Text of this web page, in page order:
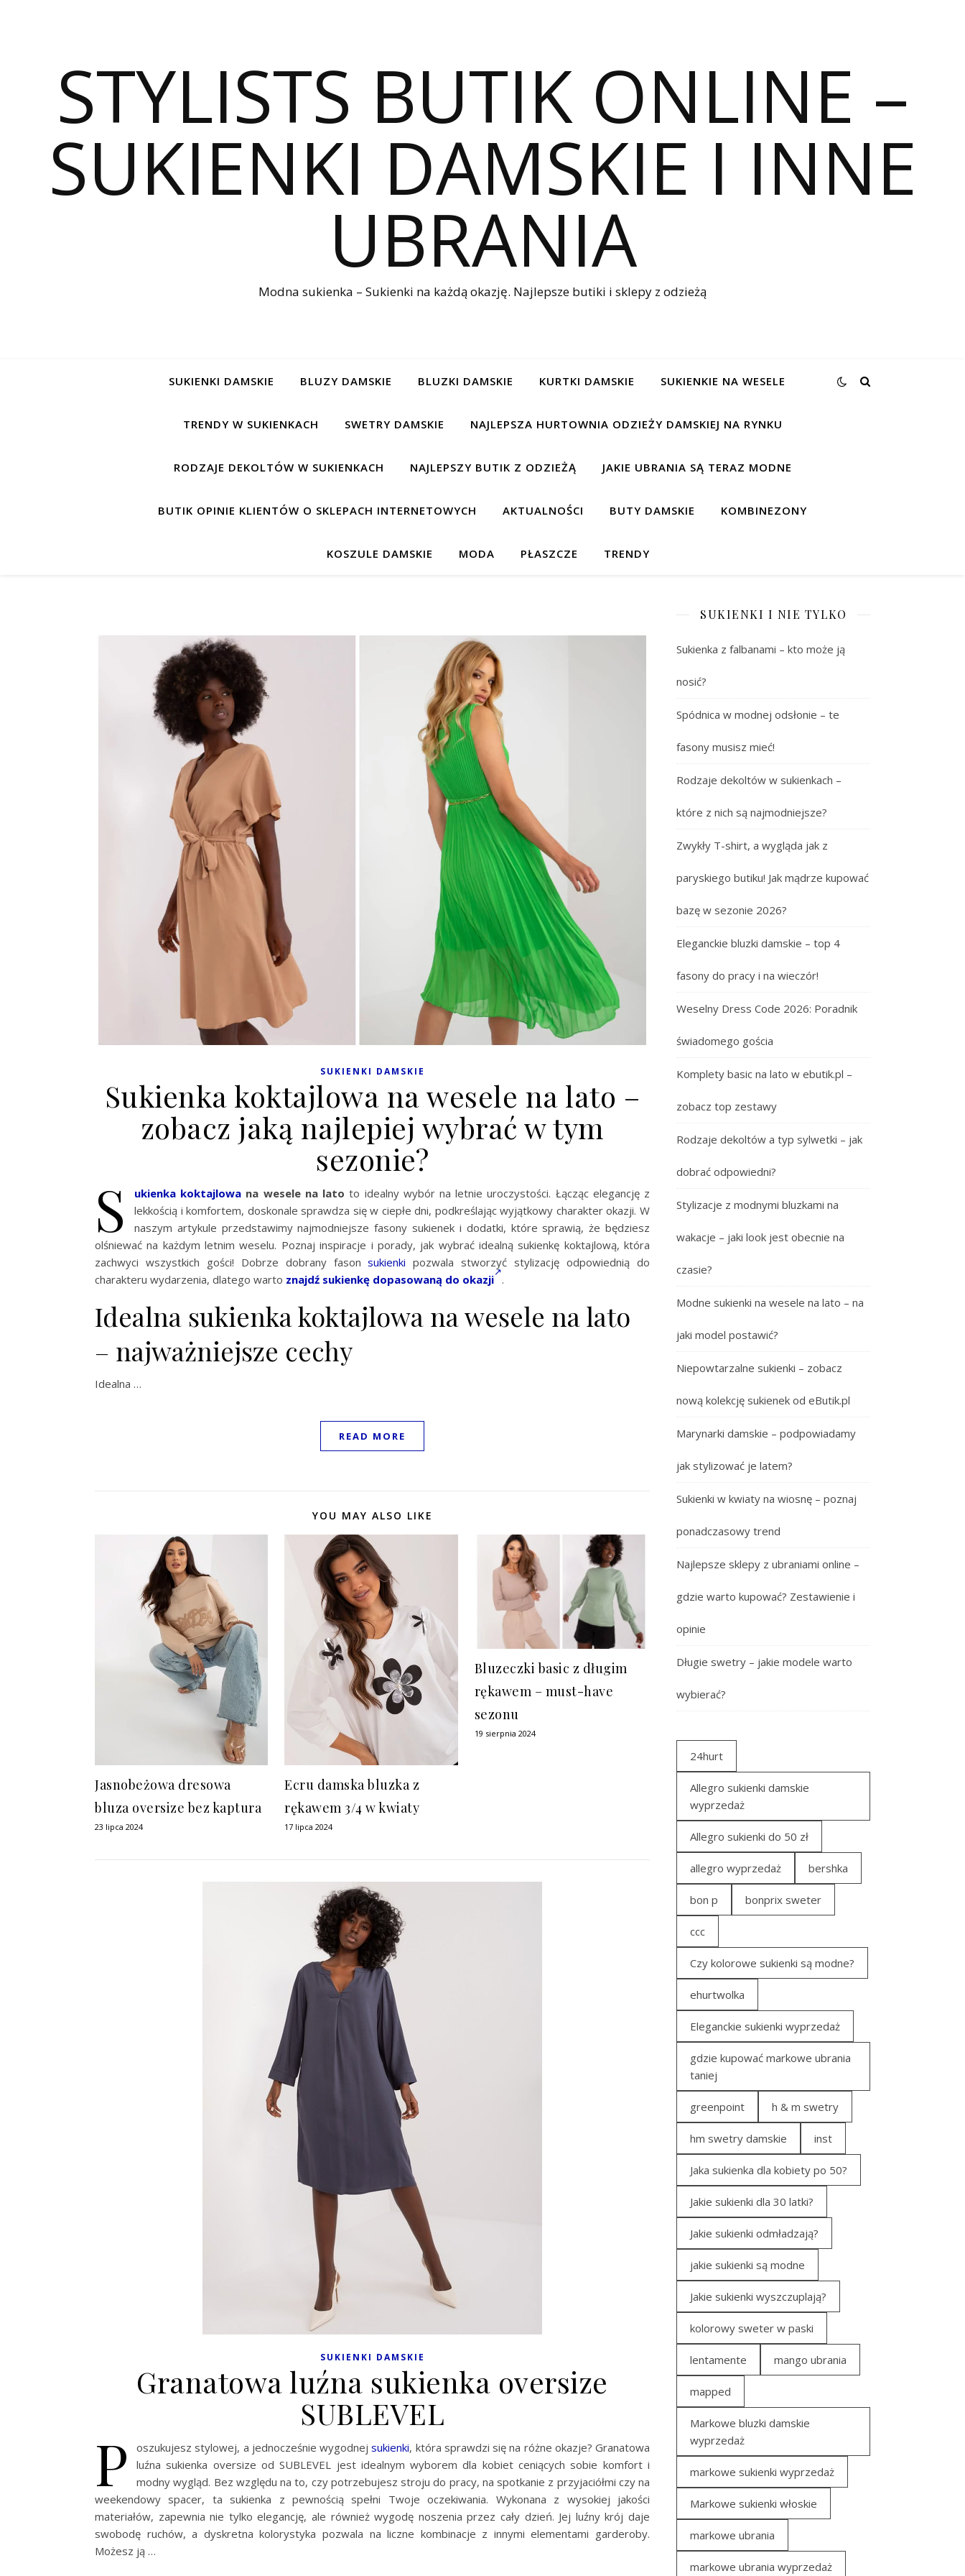
STYLISTS BUTIK ONLINE –
SUKIENKI DAMSKIE I INNE
UBRANIA
Modna sukienka – Sukienki na każdą okazję. Najlepsze butiki i sklepy z odzieżą
SUKIENKI DAMSKIE BLUZY DAMSKIE BLUZKI DAMSKIE KURTKI DAMSKIE SUKIENKIE NA WESELE
TRENDY W SUKIENKACH SWETRY DAMSKIE NAJLEPSZA HURTOWNIA ODZIEŻY DAMSKIEJ NA RYNKU
RODZAJE DEKOLTÓW W SUKIENKACH NAJLEPSZY BUTIK Z ODZIEŻĄ JAKIE UBRANIA SĄ TERAZ MODNE
BUTIK OPINIE KLIENTÓW O SKLEPACH INTERNETOWYCH AKTUALNOŚCI BUTY DAMSKIE KOMBINEZONY
KOSZULE DAMSKIE MODA PŁASZCZE TRENDY
SUKIENKI DAMSKIE
Sukienka koktajlowa na wesele na lato –
zobacz jaką najlepiej wybrać w tym
sezonie?
S ukienka koktajlowa na wesele na lato to idealny wybór na letnie uroczystości. Łącząc elegancję z
lekkością i komfortem, doskonale sprawdza się w ciepłe dni, podkreślając wyjątkowy charakter okazji. W
naszym artykule przedstawimy najmodniejsze fasony sukienek i dodatki, które sprawią, że będziesz
olśniewać na każdym letnim weselu. Poznaj inspiracje i porady, jak wybrać idealną sukienkę koktajlową, która
zachwyci wszystkich gości! Dobrze dobrany fasonsukienki pozwala stworzyć stylizację odpowiednią do
charakteru wydarzenia, dlatego warto znajdź sukienkę dopasowaną do okazji .
Idealna sukienka koktajlowa na wesele na lato
– najważniejsze cechy
Idealna …
READ MORE
YOU MAY ALSO LIKE
Jasnobeżowa dresowa
bluza oversize bez kaptura
23 lipca 2024
Ecru damska bluzka z
rękawem 3/4 w kwiaty
17 lipca 2024
Bluzeczki basic z długim
rękawem – must-have
sezonu
19 sierpnia 2024
SUKIENKI DAMSKIE
Granatowa luźna sukienka oversize
SUBLEVEL
P oszukujesz stylowej, a jednocześnie wygodnejsukienki, która sprawdzi się na różne okazje? Granatowa
luźna sukienka oversize od SUBLEVEL jest idealnym wyborem dla kobiet ceniących sobie komfort i
modny wygląd. Bez względu na to, czy potrzebujesz stroju do pracy, na spotkanie z przyjaciółmi czy na
weekendowy spacer, ta sukienka z pewnością spełni Twoje oczekiwania. Wykonana z wysokiej jakości
materiałów, zapewnia nie tylko elegancję, ale również wygodę noszenia przez cały dzień. Jej luźny krój daje
swobodę ruchów, a dyskretna kolorystyka pozwala na liczne kombinacje z innymi elementami garderoby.
Możesz ją …
SUKIENKI I NIE TYLKO
Sukienka z falbanami – kto może ją
nosić?
Spódnica w modnej odsłonie – te
fasony musisz mieć!
Rodzaje dekoltów w sukienkach –
które z nich są najmodniejsze?
Zwykły T-shirt, a wygląda jak z
paryskiego butiku! Jak mądrze kupować
bazę w sezonie 2026?
Eleganckie bluzki damskie – top 4
fasony do pracy i na wieczór!
Weselny Dress Code 2026: Poradnik
świadomego gościa
Komplety basic na lato w ebutik.pl –
zobacz top zestawy
Rodzaje dekoltów a typ sylwetki – jak
dobrać odpowiedni?
Stylizacje z modnymi bluzkami na
wakacje – jaki look jest obecnie na
czasie?
Modne sukienki na wesele na lato – na
jaki model postawić?
Niepowtarzalne sukienki – zobacz
nową kolekcję sukienek od eButik.pl
Marynarki damskie – podpowiadamy
jak stylizować je latem?
Sukienki w kwiaty na wiosnę – poznaj
ponadczasowy trend
Najlepsze sklepy z ubraniami online –
gdzie warto kupować? Zestawienie i
opinie
Długie swetry – jakie modele warto
wybierać?
24hurt
Allegro sukienki damskie
wyprzedaż
Allegro sukienki do 50 zł
allegro wyprzedaż bershka
bon p bonprix sweter
ccc
Czy kolorowe sukienki są modne?
ehurtwolka
Eleganckie sukienki wyprzedaż
gdzie kupować markowe ubrania
taniej
greenpoint h & m swetry
hm swetry damskie inst
Jaka sukienka dla kobiety po 50?
Jakie sukienki dla 30 latki?
Jakie sukienki odmładzają?
jakie sukienki są modne
Jakie sukienki wyszczuplają?
kolorowy sweter w paski
lentamente mango ubrania
mapped
Markowe bluzki damskie
wyprzedaż
markowe sukienki wyprzedaż
Markowe sukienki włoskie
markowe ubrania
markowe ubrania wyprzedaż